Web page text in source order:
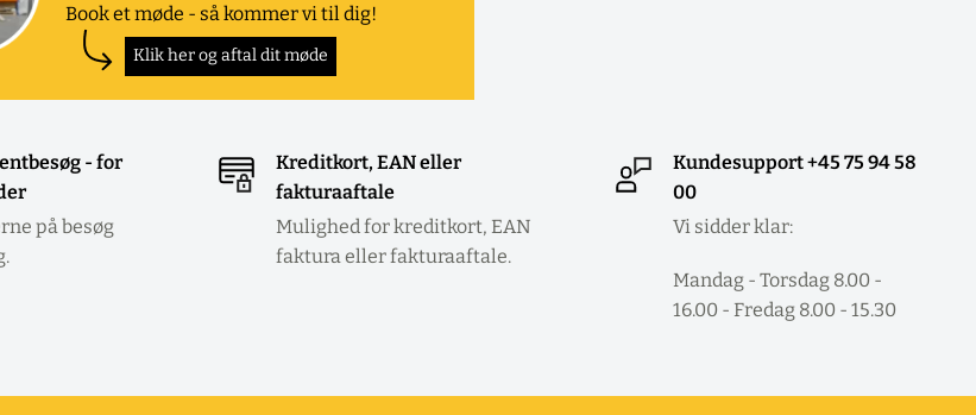
Book et møde - så kommer vi til dig!
Klik her og aftal dit møde
- for
på besøg
Kreditkort, EAN eller
fakturaaftale
Mulighed for kreditkort, EAN
faktura eller fakturaaftale.
Kundesupport +45 75 94 58
00
Vi sidder klar:
Mandag - Torsdag 8.00 -
16.00 - Fredag 8.00 - 15.30